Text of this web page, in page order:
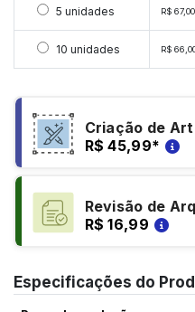
Selecionar 5 unidades
5 unidades R$
Selecionar 10 unidades
10 unidades R$
Criação de
R$ 45,99*
Revisão de
R$ 16,99
Especificações do